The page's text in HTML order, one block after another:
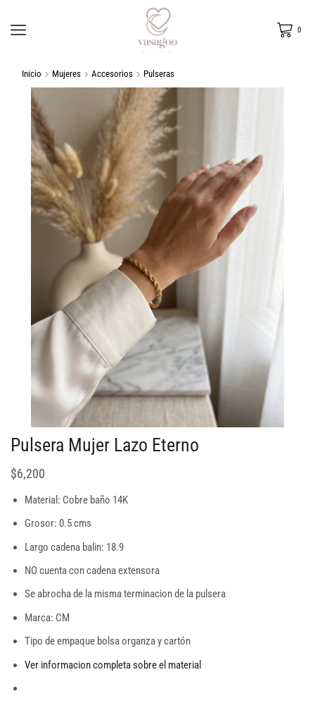
0
Inicio Mujeres Accesorios Pulseras
Pulsera Mujer Lazo Eterno
$6,200
Material: Cobre baño 14K
Grosor: 0.5 cms
Largo cadena balin: 18.9
NO cuenta con cadena extensora
Se abrocha de la misma terminacion de la pulsera
Marca: CM
Tipo de empaque bolsa organza y cartón
Ver informacion completa sobre el material